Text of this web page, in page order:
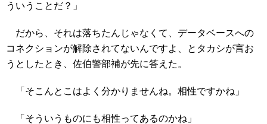
ういうことだ？」
だから、それは落ちたんじゃなくて、データベースへの
コネクションが解除されてないんですよ、とタカシが言お
うとしたとき、佐伯警部補が先に答えた。
「そこんとこはよく分かりませんね。相性ですかね」
「そういうものにも相性ってあるのかね」